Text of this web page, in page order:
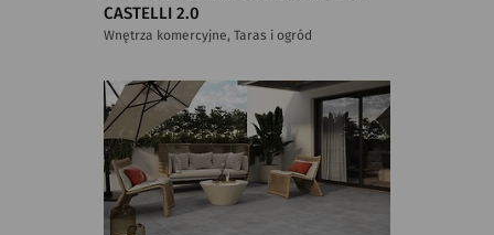
CASTELLI 2.0
Wnętrza komercyjne, Taras i ogród